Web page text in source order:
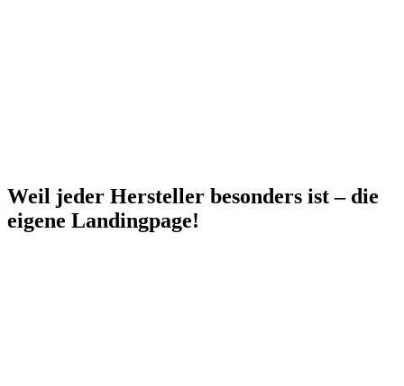
Weil jeder Hersteller besonders ist – die
eigene Landingpage!